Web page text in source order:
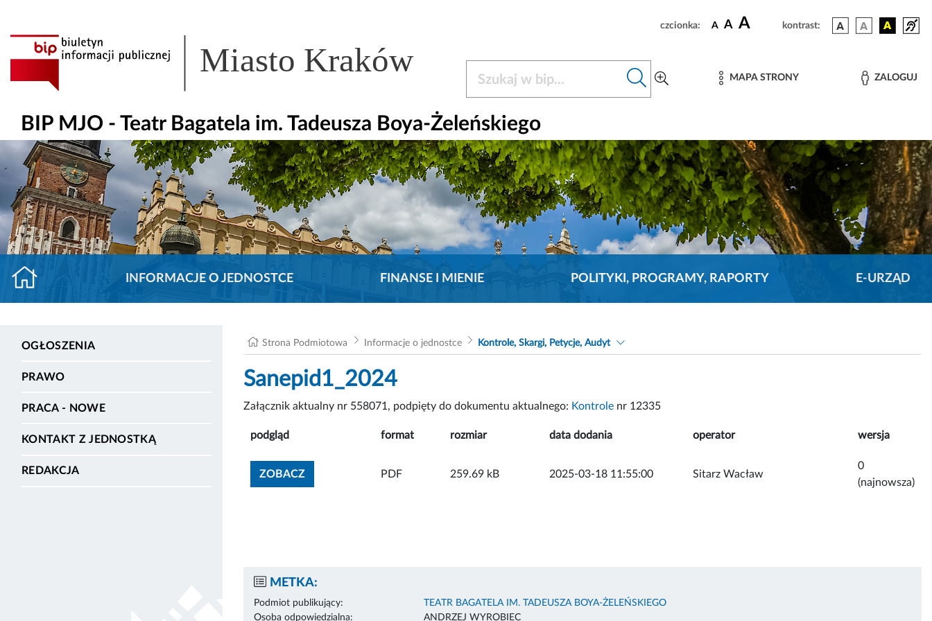
czcionka: A A A kontrast:
Miasto Kraków MAPA STRONY ZALOGUJ
BIP MJO - Teatr Bagatela im. Tadeusza Boya-Żeleńskiego
INFORMACJE O JEDNOSTCE FINANSE I MIENIE POLITYKI, PROGRAMY, RAPORTY E-URZĄD
OGŁOSZENIA
PRAWO
PRACA - NOWE
KONTAKT Z JEDNOSTKĄ
REDAKCJA
Strona Podmiotowa Informacje o jednostce Kontrole, Skargi, Petycje, Audyt
Sanepid1_2024
Załącznik aktualny nr 558071, podpięty do dokumentu aktualnego: Kontrole nr 12335
podgląd format rozmiar data dodania operator wersja
ZOBACZZOBACZ ZAŁĄCZNIK
PDF 259.69 kB 2025-03-18 11:55:00 Sitarz Wacław
0
(najnowsza)
METKA:
Podmiot publikujący:
TEATR BAGATELA IM. TADEUSZA BOYA-ŻELEŃSKIEGO
Osoba odpowiedzialna:
ANDRZEJ WYROBIEC